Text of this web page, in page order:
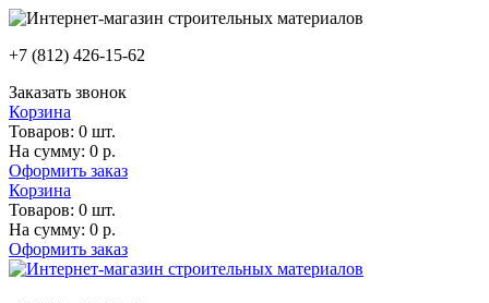
+7 (812) 426-15-62
Заказать звонок
Корзина
Товаров: 0 шт.
На сумму: 0 р.
Оформить заказ
Корзина
Товаров: 0 шт.
На сумму: 0 р.
Оформить заказ